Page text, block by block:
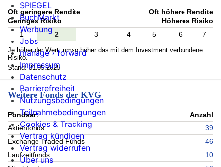
Oft geringere Rendite
Geringes Risiko
Oft höhere Rendite
Höheres Risiko
1
2 3 4 5 6 7
Je höher der Wert, umso höher das mit dem Investment verbundene
Risiko.
Stand: 31.05.2025
Weitere Fonds der KVG
Fondsart
Anzahl
Aktienfonds
39
Exchange Traded Funds
46
Laufzeitfonds
10
SPIEGEL
BuchMarkt
Werbung
Jobs
manage › forward
Impressum
Datenschutz
Barrierefreiheit
Nutzungsbedingungen
Teilnahmebedingungen
Cookies & Tracking
Vertrag kündigen
Vertrag widerrufen
Über uns